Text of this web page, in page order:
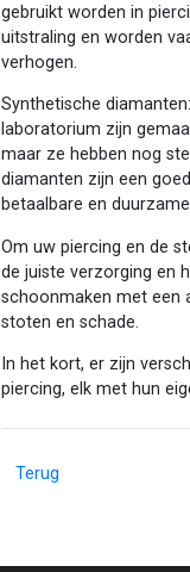
gebruikt worden in
uitstraling en worden
verhogen.
Synthetische
laboratorium zijn
maar ze hebben nog
diamanten zijn een
betaalbare en
Om uw piercing en de
de juiste verzorging en
schoonmaken met een
stoten en schade.
In het kort, er zijn
piercing, elk met hun
Terug